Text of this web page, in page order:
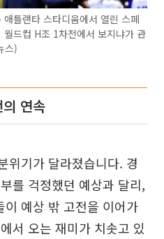
틀랜타 스타디움에서 열린 스페
드컵 H조 1차전에서 보지냐가 관
스)
연속
위기가 달라졌습니다. 경
를 걱정했던 예상과 달리,
예상 밖 고전을 이어가
에서 오는 재미가 치솟고 있